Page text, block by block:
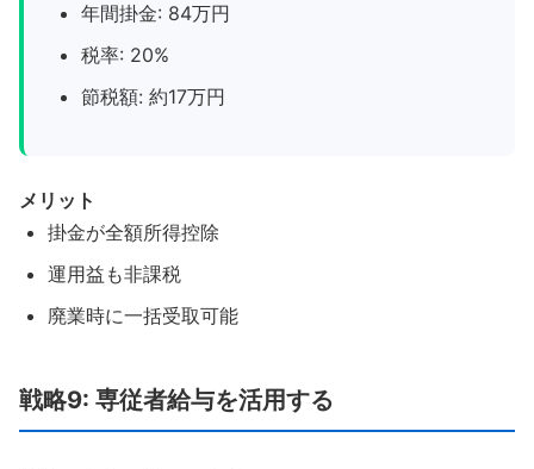
年間掛金: 84万円
税率: 20%
節税額: 約17万円
メリット
掛金が全額所得控除
運用益も非課税
廃業時に一括受取可能
戦略9: 専従者給与を活用する